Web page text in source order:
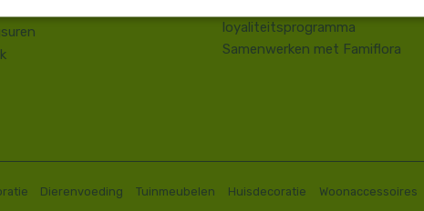
loyaliteitsprogramma
Samenwerken met Famiflora
Dierenvoeding Tuinmeubelen Huisdecoratie Woonaccessoires